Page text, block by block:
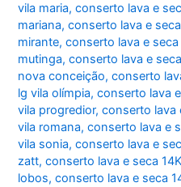
vila maria,conserto lava e
mariana,conserto lava e
mirante,conserto lava e seca
mutinga,conserto lava e
nova conceição,conserto
lg vila olímpia,conserto lava
vila progredior,conserto lava
vila romana,conserto lava e
vila sonia,conserto lava e
zatt,conserto lava e seca
lobos,conserto lava e seca